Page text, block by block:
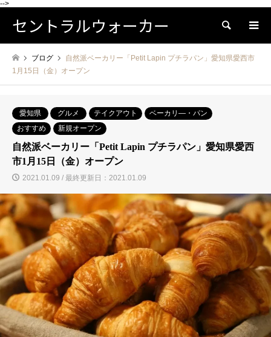
-->
セントラルウォーカー 検索
ブログ
自然派ベーカリー「Petit Lapin プチラパン」愛知県愛西市
1月15日（金）オープン
愛知県 グルメ テイクアウト
ベーカリ―・パン
おすすめ
新規オープン
自然派ベーカリー「Petit Lapin プチラパン」愛知県愛西
市1月15日（金）オープン
2021.01.09 / 最終更新日：2021.01.09